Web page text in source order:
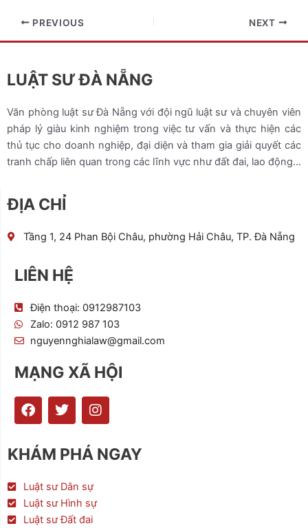
PREVIOUS NEXT
LUẬT SƯ ĐÀ NẴNG
Văn phòng luật sư Đà Nẵng với đội ngũ luật sư và chuyên viên
pháp lý giàu kinh nghiệm trong việc tư vấn và thực hiện các
thủ tục cho doanh nghiệp, đại diện và tham gia giải quyết các
tranh chấp liên quan trong các lĩnh vực như đất đai, lao động…
ĐỊA CHỈ
Tầng 1, 24 Phan Bội Châu, phường Hải Châu, TP. Đà Nẵng
LIÊN HỆ
Điện thoại: 0912987103
Zalo: 0912 987 103
nguyennghialaw@gmail.com
MẠNG XÃ HỘI
F
a
e
b
o
k
T
w
t
t
r
I
n
t
a
a
KHÁM PHÁ NGAY
Luật sư Dân sự
Luật sư Hình sự
Luật sư Đất đai